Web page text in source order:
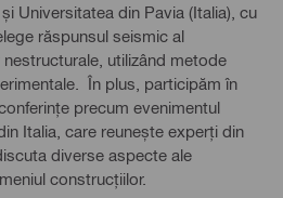
Universitatea din Pavia (Italia), cu
răspunsul seismic al
utilizând metode
În plus, participăm în
precum evenimentul
Italia, care reunește experți din
diverse aspecte ale
construcțiilor.